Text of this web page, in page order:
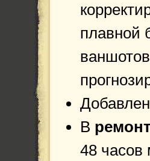
плавной
В
48 часов